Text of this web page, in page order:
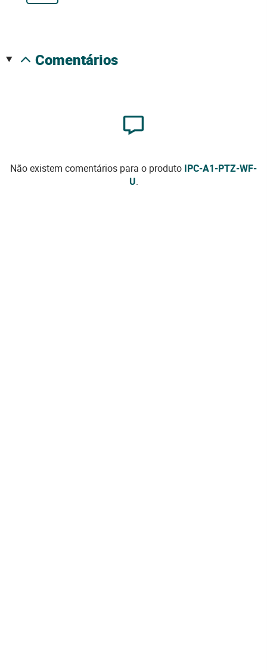
comentários
Não existem comentários para o produto IPC-A1-PTZ-WF-
U.